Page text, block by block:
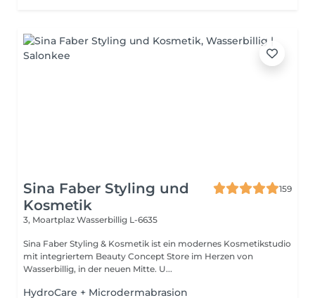
Sina Faber Styling und
Kosmetik
159
3, Moartplaz Wasserbillig L-6635
Sina Faber Styling & Kosmetik ist ein modernes Kosmetikstudio
mit integriertem Beauty Concept Store im Herzen von
Wasserbillig, in der neuen Mitte. U...
HydroCare + Microdermabrasion